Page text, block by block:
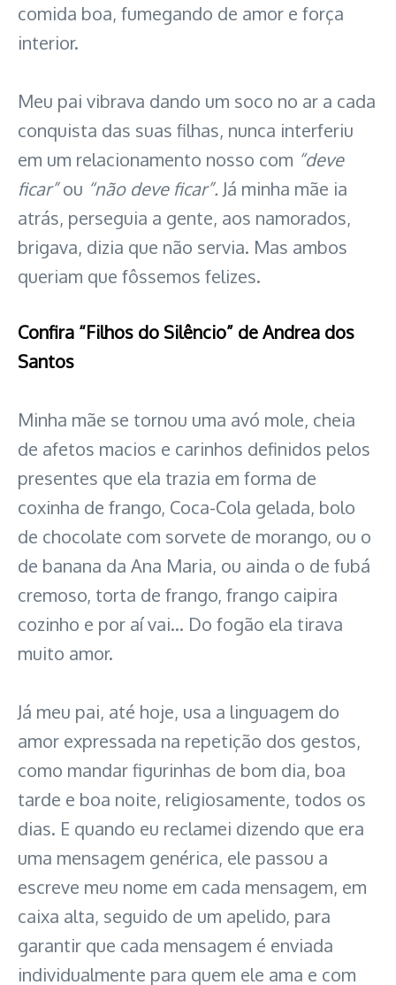
comida boa, fumegando de amor e força
interior.
Meu pai vibrava dando um soco no ar a cada
conquista das suas filhas, nunca interferiu
em um relacionamento nosso com “deve
ficar”ou “não deve ficar”. Já minha mãe ia
atrás, perseguia a gente, aos namorados,
brigava, dizia que não servia. Mas ambos
queriam que fôssemos felizes.
Confira “Filhos do Silêncio” de Andrea dos
Santos
Minha mãe se tornou uma avó mole, cheia
de afetos macios e carinhos definidos pelos
presentes que ela trazia em forma de
coxinha de frango, Coca-Cola gelada, bolo
de chocolate com sorvete de morango, ou o
de banana da Ana Maria, ou ainda o de fubá
cremoso, torta de frango, frango caipira
cozinho e por aí vai… Do fogão ela tirava
muito amor.
Já meu pai, até hoje, usa a linguagem do
amor expressada na repetição dos gestos,
como mandar figurinhas de bom dia, boa
tarde e boa noite, religiosamente, todos os
dias. E quando eu reclamei dizendo que era
uma mensagem genérica, ele passou a
escreve meu nome em cada mensagem, em
caixa alta, seguido de um apelido, para
garantir que cada mensagem é enviada
individualmente para quem ele ama e com